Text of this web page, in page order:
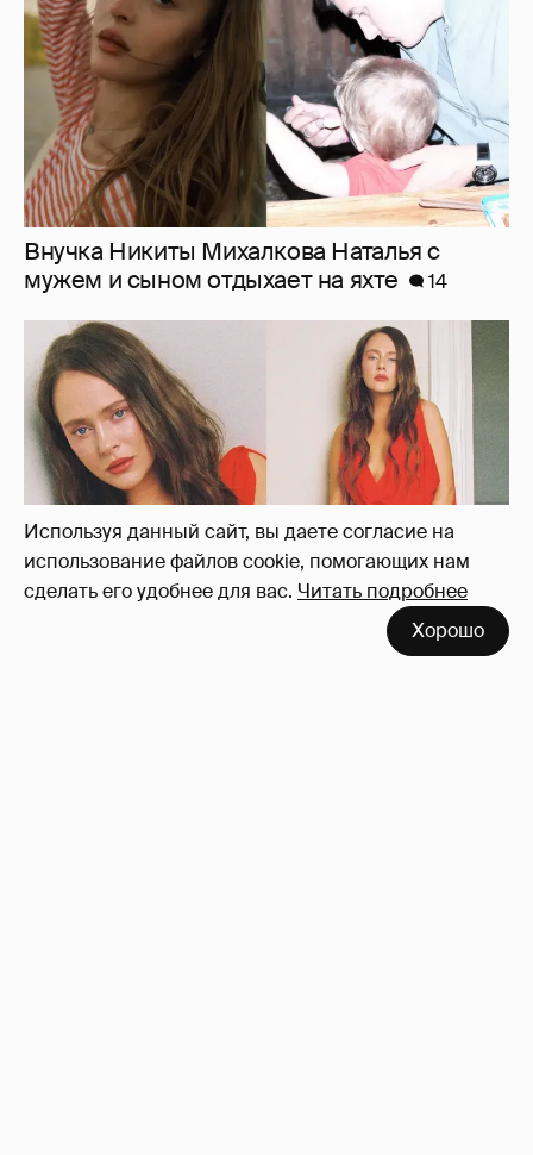
Используя данный сайт, вы даете согласие на
использование файлов cookie, помогающих нам
сделать его удобнее для вас. Читать подробнее
Хорошо
"Лолита". Аглая Тарасова снялась в мини-
платье с декольте и чулках
29